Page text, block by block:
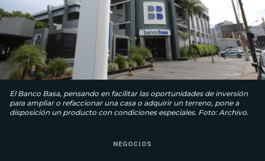
El Banco Basa, pensando en facilitar las oportunidades de inversión
para ampliar o refaccionar una casa o adquirir un terreno, pone a
disposición un producto con condiciones especiales. Foto: Archivo.
NEGOCIOS